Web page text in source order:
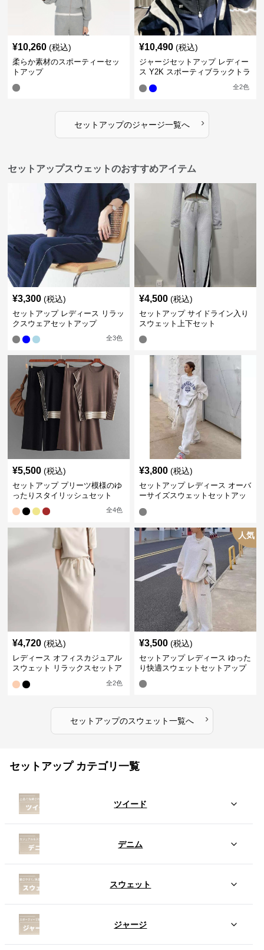
¥10,260 (税込)
柔らか素材のスポーティーセッ
トアップ
¥10,490 (税込)
ジャージセットアップ レディー
ス Y2K スポーティブラックトラ
全2色
セットアップのジャージ一覧へ ›
セットアップスウェットのおすすめアイテム
¥3,300 (税込)
セットアップ レディース リラッ
クスウェアセットアップ
全3色
¥4,500 (税込)
セットアップ サイドライン入り
スウェット上下セット
¥5,500 (税込)
セットアップ プリーツ模様のゆ
ったりスタイリッシュセット
全4色
¥3,800 (税込)
セットアップ レディース オーバ
ーサイズスウェットセットアッ
¥4,720 (税込)
レディース オフィスカジュアル
スウェット リラックスセットア
全2色
人気
¥3,500 (税込)
セットアップ レディース ゆった
り快適スウェットセットアップ
セットアップのスウェット一覧へ ›
セットアップ カテゴリ一覧
ツイード
デニム
スウェット
ジャージ